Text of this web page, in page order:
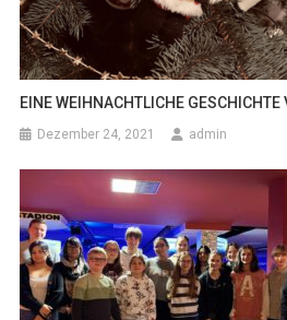
EINE WEIHNACHTLICHE
Dezember 24, 2021 admin